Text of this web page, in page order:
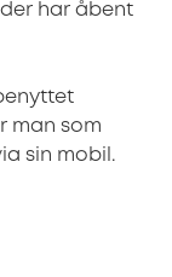
har åbent
man som
sin mobil.